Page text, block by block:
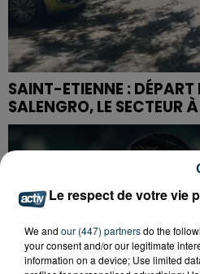
SAINT-ETIENNE : DÉPART
SALENGRO, LE SECTEUR
Le respect de votre vie
We and our (447) partnersdo the
your consent and/or our legitimate
information on a device; Use limited